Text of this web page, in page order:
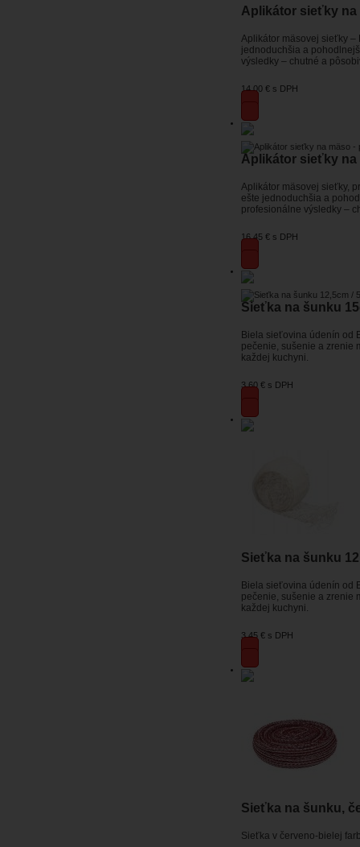
Aplikátor sieťky na
Aplikátor mäsovej sieťky –
jednoduchšia a
výsledky – chutné a
14,00 € s DPH
Aplikátor sieťky na
Aplikátor mäsovej sieťky,
ešte jednoduchšia a
profesionálne výsledky –
16,45 € s DPH
Sieťka na šunku
Biela sieťovina údenín od
pečenie, sušenie a zrenie
každej kuchyni.
3,60 € s DPH
Sieťka na šunku
Biela sieťovina údenín od
pečenie, sušenie a zrenie
každej kuchyni.
3,45 € s DPH
Sieťka na šunku,
Sieťka v červeno-bielej